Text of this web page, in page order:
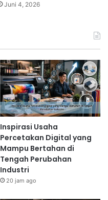
Juni 4, 2026
Inspirasi Usaha
Percetakan Digital yang
Mampu Bertahan di
Tengah Perubahan
Industri
20 jam ago